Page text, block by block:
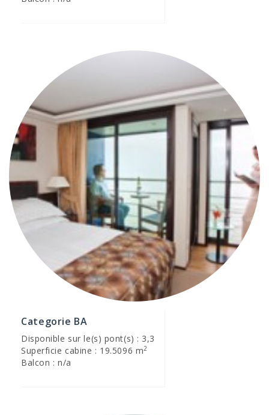
Categorie BA
Disponible sur le(s) pont(s) : 3,3
Superficie cabine : 19.5096 m2
Balcon : n/a